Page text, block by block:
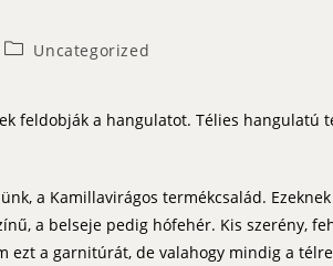
PostUncategorized
feldobják a hangulatot. Télies hangulatú
a Kamillavirágos termékcsalád.
a belseje pedig hófehér. Kis szerény,
ezt a garnitúrát, de valahogy mindig a